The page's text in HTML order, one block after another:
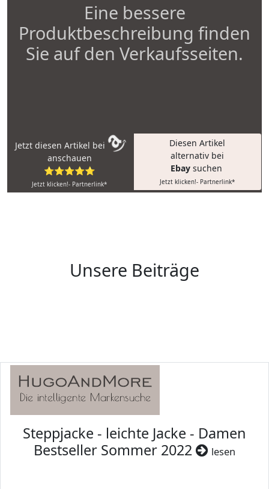
Eine bessere
Produktbeschreibung finden
Sie auf den Verkaufsseiten.
Jetzt diesen Artikel bei
anschauen
⭐⭐⭐⭐⭐
Jetzt klicken!- Partnerlink*
Diesen Artikel
alternativ bei
Ebay suchen
Jetzt klicken!- Partnerlink*
Unsere Beiträge
Steppjacke - leichte Jacke - Damen
Bestseller Sommer 2022
lesen